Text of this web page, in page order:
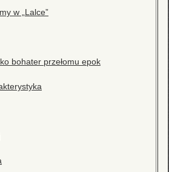
w „Lalce”
bohater przełomu epok